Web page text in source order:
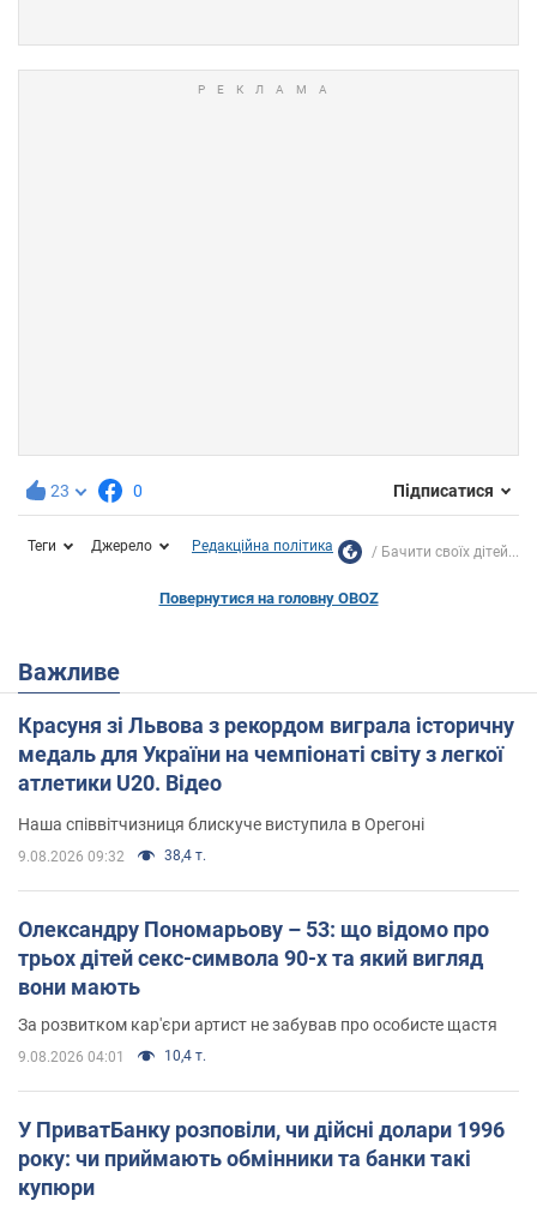
23 0 Підписатися
Теги Джерело Редакційна політика Бачити своїх дітей...
Повернутися на головну OBOZ
Важливе
Красуня зі Львова з рекордом виграла історичну
медаль для України на чемпіонаті світу з легкої
атлетики U20. Відео
Наша співвітчизниця блискуче виступила в Орегоні
9.08.2026 09:32 38,4 т.
Олександру Пономарьову – 53: що відомо про
трьох дітей секс-символа 90-х та який вигляд
вони мають
За розвитком кар'єри артист не забував про особисте щастя
9.08.2026 04:01 10,4 т.
У ПриватБанку розповіли, чи дійсні долари 1996
року: чи приймають обмінники та банки такі
купюри